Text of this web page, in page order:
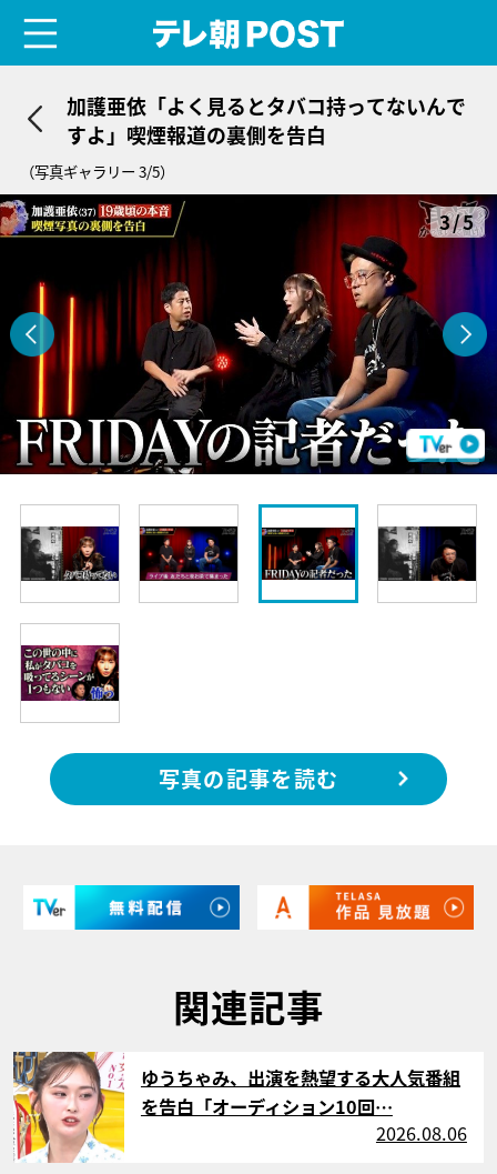
加護亜依「よく見るとタバコ持ってないんで
すよ」喫煙報道の裏側を告白
（写真ギャラリー 3/5）
3/5
写真の記事を読む
関連記事
サムネイル
ゆうちゃみ、出演を熱望する大人気番組
を告白「オーディション10回…
2026.08.06